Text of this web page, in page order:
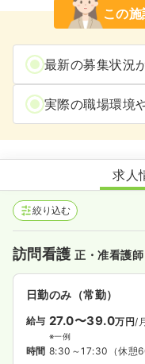
この
最新の募集状況
実際の職場環境
あとりえ訪
求人
絞り込む
訪問看護正・准看護師
日勤のみ（常勤）
給与 27.0〜39.0万円/
※一例
時間 8:30～17:30 （休憩